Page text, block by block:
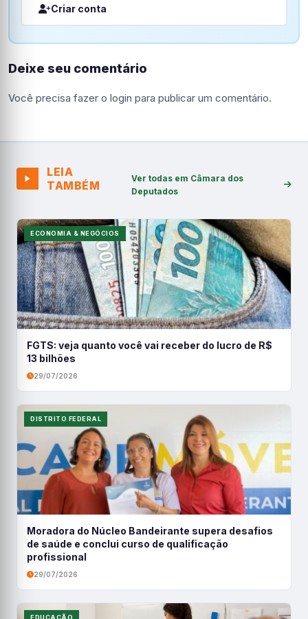
Criar conta
Deixe seu comentário
Você precisa fazer o login para publicar um comentário.
LEIA
TAMBÉM
Ver todas em Câmara dos
Deputados
ECONOMIA & NEGÓCIOS
FGTS: veja quanto você vai receber do lucro de R$
13 bilhões
29/07/2026
DISTRITO FEDERAL
Moradora do Núcleo Bandeirante supera desafios
de saúde e conclui curso de qualificação
profissional
29/07/2026
EDUCAÇÃO